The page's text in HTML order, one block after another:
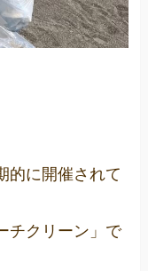
的に開催されて
チクリーン」で